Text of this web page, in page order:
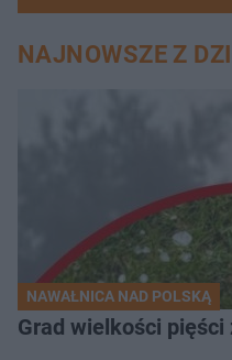
NAJNOWSZE Z
NAWAŁNICA NAD POLSKĄ
Grad wielkości pięści